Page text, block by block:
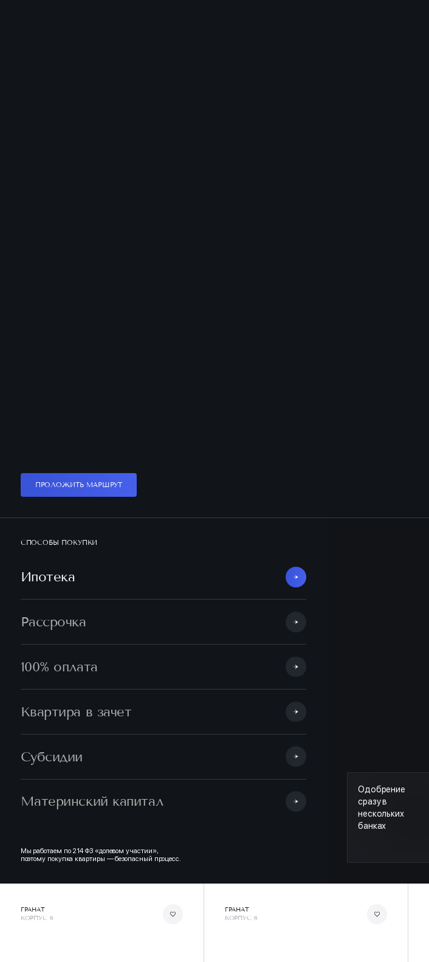
ПРОЛОЖИТЬ МАРШРУТ
СПОСОБЫ ПОКУПКИ
Ипотека
Рассрочка
100% оплата
Квартира в зачет
Субсидии
Материнский капитал
Мы работаем по 214 ФЗ «долевом участии»,
поэтому покупка квартиры — безопасный процесс.
Одобрение
сразу в
нескольких
банках
ГРАНАТ
КОРПУС 6
ГРАНАТ
КОРПУС 6